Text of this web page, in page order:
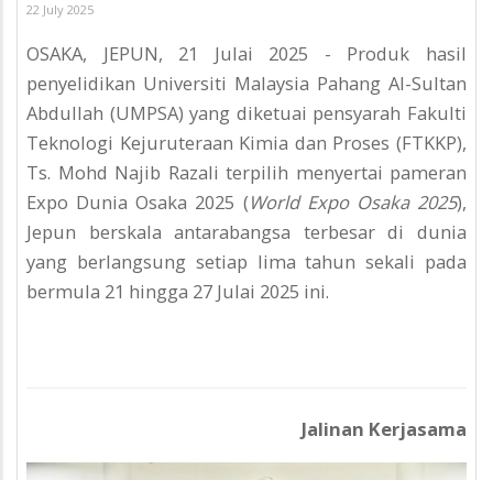
22 July 2025
OSAKA, JEPUN, 21 Julai 2025 - Produk hasil
penyelidikan Universiti Malaysia Pahang Al-Sultan
Abdullah (UMPSA) yang diketuai pensyarah Fakulti
Teknologi Kejuruteraan Kimia dan Proses (FTKKP),
Ts. Mohd Najib Razali terpilih menyertai pameran
Expo Dunia Osaka 2025 (World Expo Osaka 2025),
Jepun berskala antarabangsa terbesar di dunia
yang berlangsung setiap lima tahun sekali pada
bermula 21 hingga 27 Julai 2025 ini.
Jalinan Kerjasama